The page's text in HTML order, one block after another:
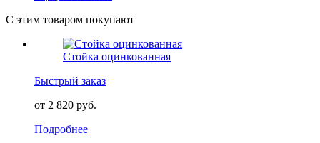
С этим товаром покупают
Стойка оцинкованная
Быстрый заказ
от 2 820 руб.
Подробнее